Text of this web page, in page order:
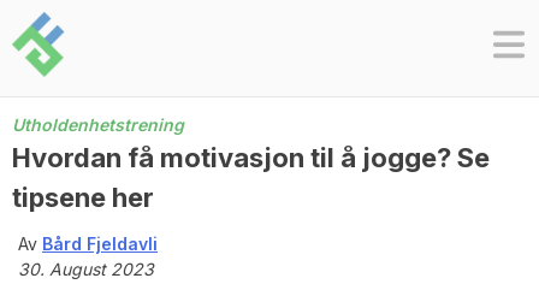
Skip
to
content
Utholdenhetstrening
Hvordan få motivasjon til å jogge? Se
tipsene her
Av Bård Fjeldavli
30. August 2023